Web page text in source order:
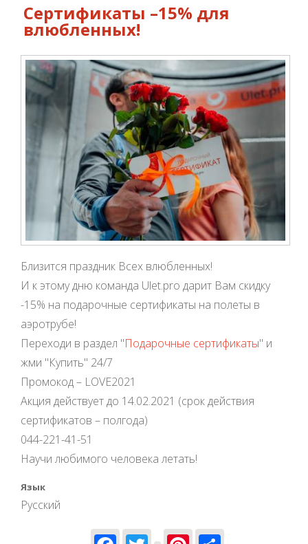
Сертификаты –15% для
влюбленных!
Близится праздник Всех влюбленных!
И к этому дню команда Ulet.pro дарит Вам скидку
-15% на подарочные сертификаты на полеты в
аэротрубе!
Переходи в раздел "Подарочные сертификаты" и
жми "Купить" 24/7
Промокод – LOVE2021
Акция действует до 14.02.2021 (срок действия
сертификатов – полгода)
044-221-41-51
Научи любимого человека летать!
Язык
Русский